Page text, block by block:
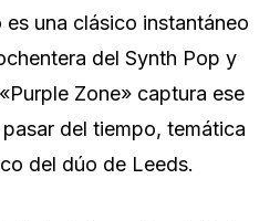
una clásico instantáneo
del Synth Pop y
Zone» captura ese
del tiempo, temática
del dúo de Leeds.